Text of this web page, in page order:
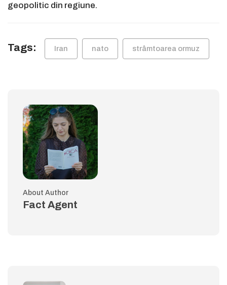
geopolitic din regiune.
Tags: Iran nato strâmtoarea ormuz
About Author
Fact Agent